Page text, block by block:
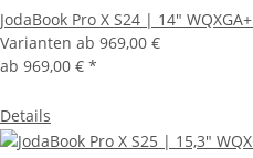
JodaBook Pro X S24 | 14"
Varianten ab 969,00 €
ab 969,00 € *
Details